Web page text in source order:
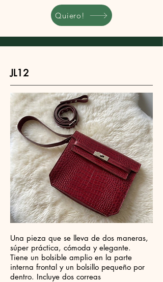
Quiero!
JL12
Una pieza que se lleva de dos maneras,
súper práctica, cómoda y elegante.
Tiene un bolsible amplio en la parte
interna frontal y un bolsillo pequeño por
dentro. Incluye dos correas